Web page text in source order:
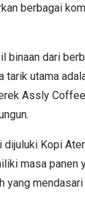
berbagai
binaan dari
tarik utama
Assly
Kopi
masa